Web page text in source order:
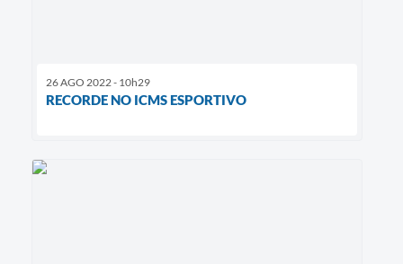
26 AGO 2022 - 10h29
RECORDE NO ICMS ESPORTIVO